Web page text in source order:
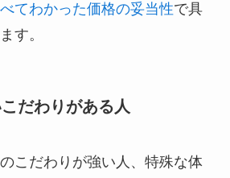
てわかった価格の妥当性で具
す。
だわりがある人
こだわりが強い人、特殊な体